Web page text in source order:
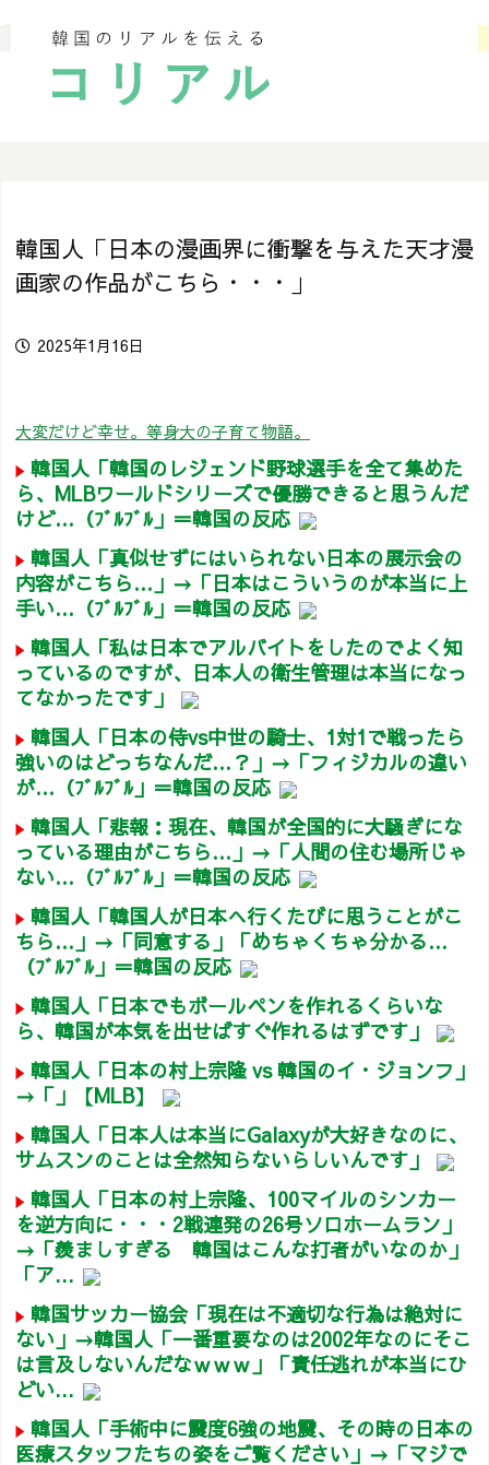
韓国人「日本の漫画界に衝撃を与えた天才漫
画家の作品がこちら・・・」
2025年1月16日
大変だけど幸せ。等身大の子育て物語。
韓国人「韓国のレジェンド野球選手を全て集めた
ら、MLBワールドシリーズで優勝できると思うんだ
けど…（ﾌﾞﾙﾌﾞﾙ」＝韓国の反応
韓国人「真似せずにはいられない日本の展示会の
内容がこちら…」→「日本はこういうのが本当に上
手い…（ﾌﾞﾙﾌﾞﾙ」＝韓国の反応
韓国人「私は日本でアルバイトをしたのでよく知
っているのですが、日本人の衛生管理は本当になっ
てなかったです」
韓国人「日本の侍vs中世の騎士、1対1で戦ったら
強いのはどっちなんだ…？」→「フィジカルの違い
が…（ﾌﾞﾙﾌﾞﾙ」＝韓国の反応
韓国人「悲報：現在、韓国が全国的に大騒ぎにな
っている理由がこちら…」→「人間の住む場所じゃ
ない…（ﾌﾞﾙﾌﾞﾙ」＝韓国の反応
韓国人「韓国人が日本へ行くたびに思うことがこ
ちら…」→「同意する」「めちゃくちゃ分かる…
（ﾌﾞﾙﾌﾞﾙ」＝韓国の反応
韓国人「日本でもボールペンを作れるくらいな
ら、韓国が本気を出せばすぐ作れるはずです」
韓国人「日本の村上宗隆 vs 韓国のイ・ジョンフ」
→「」【MLB】
韓国人「日本人は本当にGalaxyが大好きなのに、
サムスンのことは全然知らないらしいんです」
韓国人「日本の村上宗隆、100マイルのシンカー
を逆方向に・・・2戦連発の26号ソロホームラン」
→「羨ましすぎる 韓国はこんな打者がいなのか」
「ア...
韓国サッカー協会「現在は不適切な行為は絶対に
ない」→韓国人「一番重要なのは2002年なのにそこ
は言及しないんだなｗｗｗ」「責任逃れが本当にひ
どい...
韓国人「手術中に震度6強の地震、その時の日本の
医療スタッフたちの姿をご覧ください」→「マジで